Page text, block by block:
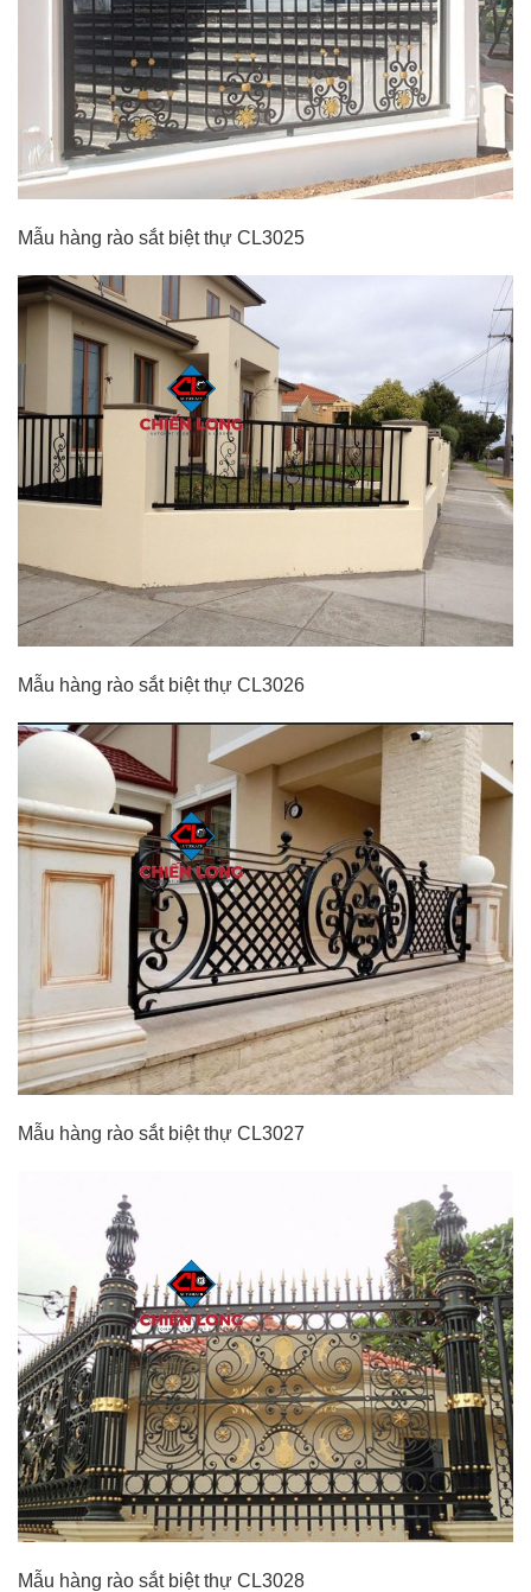
Mẫu hàng rào sắt biệt thự CL3025
Mẫu hàng rào sắt biệt thự CL3026
Mẫu hàng rào sắt biệt thự CL3027
Mẫu hàng rào sắt biệt thự CL3028